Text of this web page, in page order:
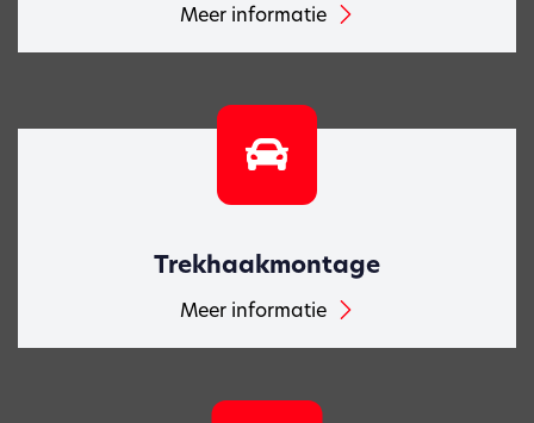
Meer informatie
Trekhaakmontage
Meer informatie